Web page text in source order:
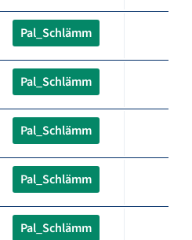
Pal_Schlämm
Pal_Schlämm
Pal_Schlämm
Pal_Schlämm
Pal_Schlämm